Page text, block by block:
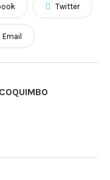
Twitter
Email